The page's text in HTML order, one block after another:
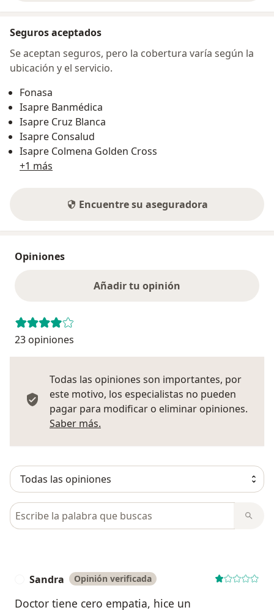
Seguros aceptados
Se aceptan seguros, pero la cobertura varía según la
ubicación y el servicio.
Fonasa
Isapre Banmédica
Isapre Cruz Blanca
Isapre Consalud
Isapre Colmena Golden Cross
+1 más
Encuentre su aseguradora
Opiniones
Añadir tu opinión
23 opiniones
Todas las opiniones son importantes, por
este motivo, los especialistas no pueden
pagar para modificar o eliminar opiniones.
Saber más.
Busca en opiniones
Sandra Opinión verificada
Doctor tiene cero empatia, hice un